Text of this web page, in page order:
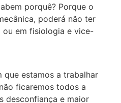
porquê? Porque o
poderá não ter
ou em fisiologia e vice-
que estamos a trabalhar
ficaremos todos a
desconfiança e maior